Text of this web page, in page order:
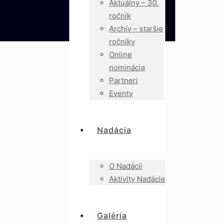
Aktuálny – 30.
ročník
Archív – staršie
ročníky
Online
nominácia
Partneri
Eventy
Nadácia
O Nadácii
Aktivity Nadácie
Galéria